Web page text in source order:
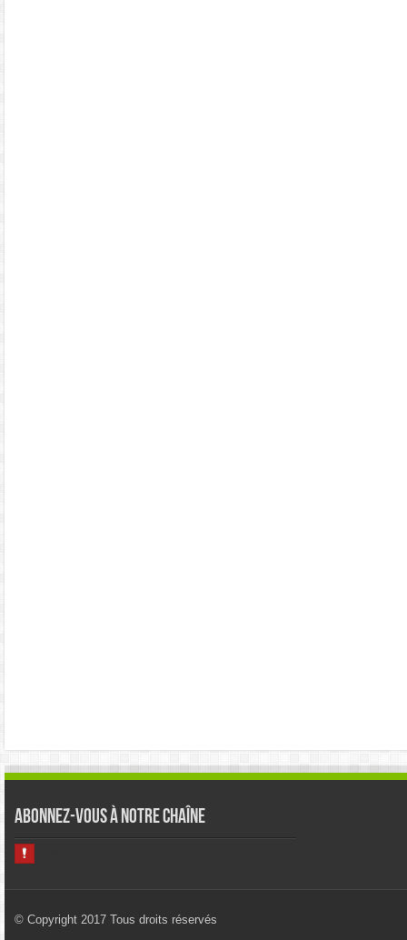
Abonnez-vous à notre chaîne
© Copyright 2017 Tous droits réservés